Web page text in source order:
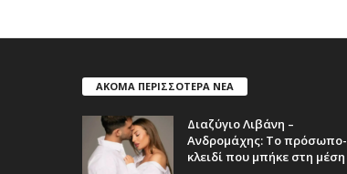
ΑΚΟΜΑ ΠΕΡΙΣΣΟΤΕΡΑ ΝΕΑ
Διαζύγιο Λιβάνη –
Ανδρομάχης: Το πρόσωπο-
κλειδί που μπήκε στη μέση